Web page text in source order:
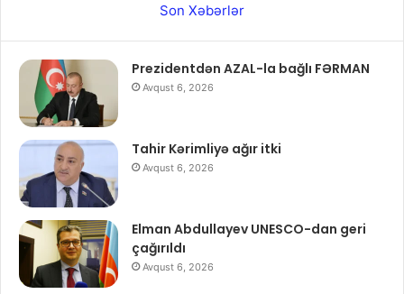
Son Xəbərlər
Prezidentdən AZAL-la bağlı FƏRMAN
Avqust 6, 2026
Tahir Kərimliyə ağır itki
Avqust 6, 2026
Elman Abdullayev UNESCO-dan geri
çağırıldı
Avqust 6, 2026